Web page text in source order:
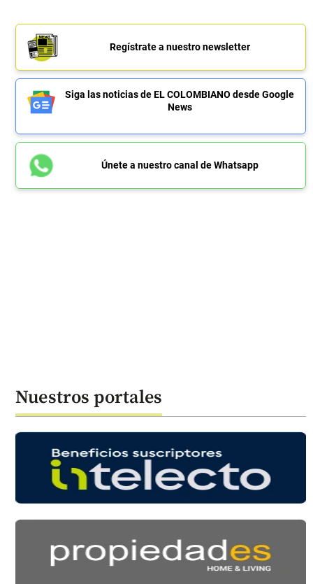
Regístrate a nuestro newsletter
Siga las noticias de EL COLOMBIANO desde Google
News
Únete a nuestro canal de Whatsapp
Nuestros portales